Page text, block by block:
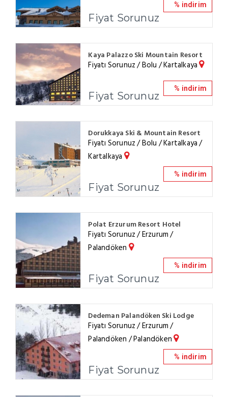
Fiyat Sorunuz
% indirim
Kaya Palazzo Ski Mountain Resort
Fiyatı Sorunuz / Bolu / Kartalkaya
Fiyat Sorunuz
% indirim
Dorukkaya Ski & Mountain Resort
Fiyatı Sorunuz / Bolu / Kartalkaya /
Kartalkaya
Fiyat Sorunuz
% indirim
Polat Erzurum Resort Hotel
Fiyatı Sorunuz / Erzurum /
Palandöken
Fiyat Sorunuz
% indirim
Dedeman Palandöken Ski Lodge
Fiyatı Sorunuz / Erzurum /
Palandöken / Palandöken
Fiyat Sorunuz
% indirim